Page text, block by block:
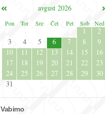
avgust 2026
Pon
Tor Sre Čet Pet Sob Ned
1
2
3
4 5 6 7 8
9
10
11 12 13 14 15
16
17
18 19 20 21 22
23
24
25 26 27 28 29
30
31
Vabimo